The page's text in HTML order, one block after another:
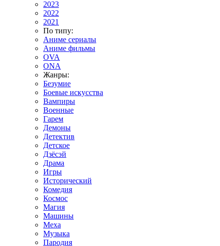
2023
2022
2021
По типу:
Аниме сериалы
Аниме фильмы
OVA
ONA
Жанры:
Безумие
Боевые искусства
Вампиры
Военные
Гарем
Демоны
Детектив
Детское
Дзёсэй
Драма
Игры
Исторический
Комедия
Космос
Магия
Машины
Меха
Музыка
Пародия